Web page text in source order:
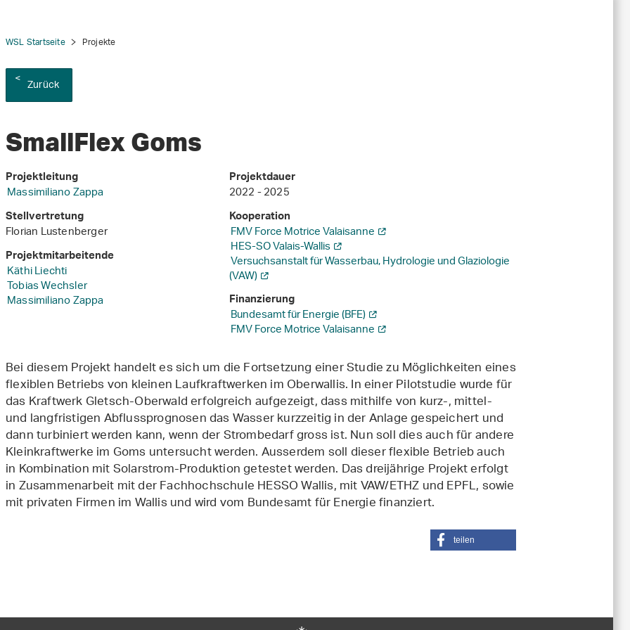
WSL Startseite Projekte
Zurück
SmallFlex Goms
Projektleitung
Massimiliano Zappa
Stellvertretung
Florian Lustenberger
Projektmitarbeitende
Käthi Liechti
Tobias Wechsler
Massimiliano Zappa
Projektdauer
2022 - 2025
Kooperation
FMV Force Motrice Valaisanne
HES-SO Valais-Wallis
Versuchsanstalt für Wasserbau, Hydrologie und Glaziologie
(VAW)
Finanzierung
Bundesamt für Energie (BFE)
FMV Force Motrice Valaisanne
Bei diesem Projekt handelt es sich um die Fortsetzung einer Studie zu Möglichkeiten eines
flexiblen Betriebs von kleinen Laufkraftwerken im Oberwallis. In einer Pilotstudie wurde für
das Kraftwerk Gletsch-Oberwald erfolgreich aufgezeigt, dass mithilfe von kurz-, mittel-
und langfristigen Abflussprognosen das Wasser kurzzeitig in der Anlage gespeichert und
dann turbiniert werden kann, wenn der Strombedarf gross ist. Nun soll dies auch für andere
Kleinkraftwerke im Goms untersucht werden. Ausserdem soll dieser flexible Betrieb auch
in Kombination mit Solarstrom-Produktion getestet werden. Das dreijährige Projekt erfolgt
in Zusammenarbeit mit der Fachhochschule HESSO Wallis, mit VAW/ETHZ und EPFL, sowie
mit privaten Firmen im Wallis und wird vom Bundesamt für Energie finanziert.
teilen